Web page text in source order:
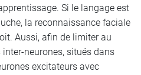
Si le langage est
la reconnaissance faciale
Aussi, afin de limiter au
neurones, situés dans
excitateurs avec